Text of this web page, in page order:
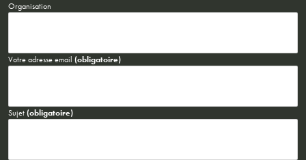
Organisation
Votre adresse email (obligatoire)
Sujet(obligatoire)